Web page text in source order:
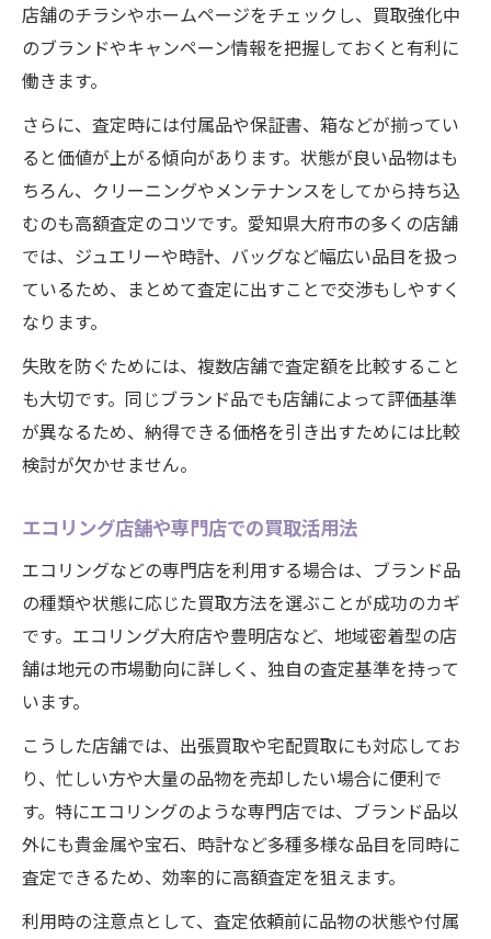
店舗のチラシやホームページをチェックし、買取強化中
のブランドやキャンペーン情報を把握しておくと有利に
働きます。
さらに、査定時には付属品や保証書、箱などが揃ってい
ると価値が上がる傾向があります。状態が良い品物はも
ちろん、クリーニングやメンテナンスをしてから持ち込
むのも高額査定のコツです。愛知県大府市の多くの店舗
では、ジュエリーや時計、バッグなど幅広い品目を扱っ
ているため、まとめて査定に出すことで交渉もしやすく
なります。
失敗を防ぐためには、複数店舗で査定額を比較すること
も大切です。同じブランド品でも店舗によって評価基準
が異なるため、納得できる価格を引き出すためには比較
検討が欠かせません。
エコリング店舗や専門店での買取活用法
エコリングなどの専門店を利用する場合は、ブランド品
の種類や状態に応じた買取方法を選ぶことが成功のカギ
です。エコリング大府店や豊明店など、地域密着型の店
舗は地元の市場動向に詳しく、独自の査定基準を持って
います。
こうした店舗では、出張買取や宅配買取にも対応してお
り、忙しい方や大量の品物を売却したい場合に便利で
す。特にエコリングのような専門店では、ブランド品以
外にも貴金属や宝石、時計など多種多様な品目を同時に
査定できるため、効率的に高額査定を狙えます。
利用時の注意点として、査定依頼前に品物の状態や付属